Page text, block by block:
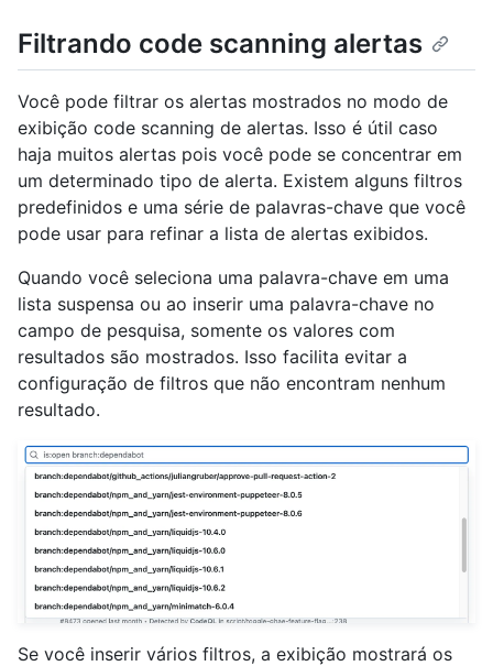
Filtrando code scanning alertas
Você pode filtrar os alertas mostrados no modo de
exibição code scanning de alertas. Isso é útil caso
haja muitos alertas pois você pode se concentrar em
um determinado tipo de alerta. Existem alguns filtros
predefinidos e uma série de palavras-chave que você
pode usar para refinar a lista de alertas exibidos.
Quando você seleciona uma palavra-chave em uma
lista suspensa ou ao inserir uma palavra-chave no
campo de pesquisa, somente os valores com
resultados são mostrados. Isso facilita evitar a
configuração de filtros que não encontram nenhum
resultado.
Se você inserir vários filtros, a exibição mostrará os